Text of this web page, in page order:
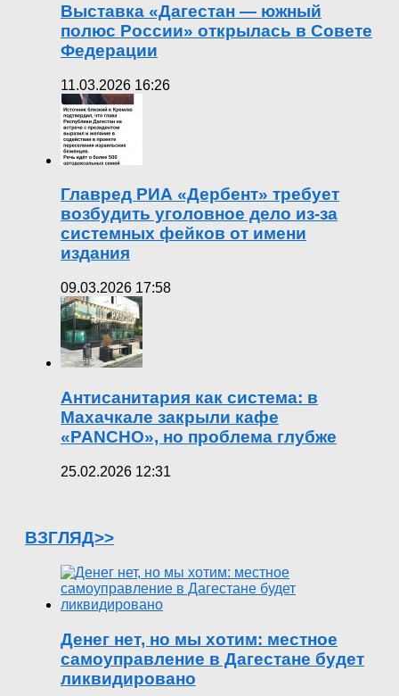
Выставка «Дагестан — южный
полюс России» открылась в Совете
Федерации
11.03.2026 16:26
Главред РИА «Дербент» требует
возбудить уголовное дело из-за
системных фейков от имени
издания
09.03.2026 17:58
Антисанитария как система: в
Махачкале закрыли кафе
«PANCHO», но проблема глубже
25.02.2026 12:31
ВЗГЛЯД>>
Денег нет, но мы хотим: местное
самоуправление в Дагестане будет
ликвидировано